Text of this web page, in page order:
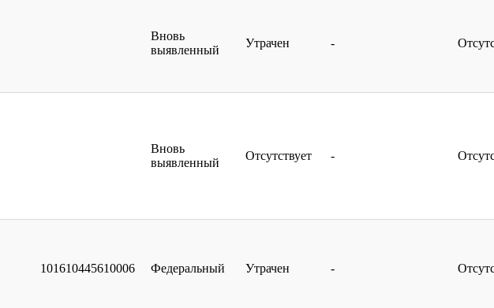
Вновь
выявленный
Утрачен -
Вновь
выявленный
Отсутствует -
101610445610006 Федеральный Утрачен -